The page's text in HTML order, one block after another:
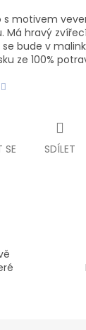
s motivem
Má hravý
bude v
ze 100%
SE SDÍLET